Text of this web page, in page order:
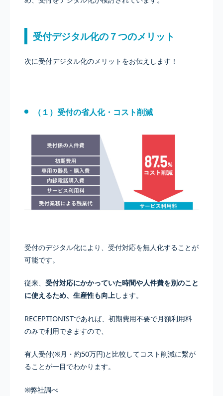
受付デジタル化の７つのメリット
次に受付デジタル化のメリットをお伝えします！
（１）受付の省人化・コスト削減
受付のデジタル化により、受付対応を無人化することが
可能です。
従来、 受付対応にかかっていた時間や人件費を別のこと
に使えるため、生産性も向上します。
RECEPTIONISTであれば、初期費用不要で月額利用料
のみで利用できますので、
有人受付(※月・約50万円)と比較してコスト削減に繋が
ることが一目でわかります。
※弊社調べ